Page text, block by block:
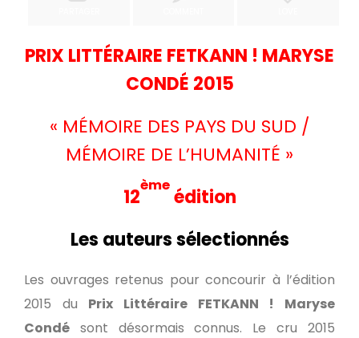
PRIX LITTÉRAIRE FETKANN ! MARYSE
CONDÉ 2015
« MÉMOIRE DES PAYS DU SUD /
MÉMOIRE DE L’HUMANITÉ »
12ème édition
Les auteurs sélectionnés
Les ouvrages retenus pour concourir à l’édition
2015 du Prix Littéraire FETKANN ! Maryse
Condé sont désormais connus. Le cru 2015